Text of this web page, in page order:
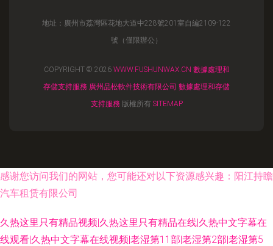
地址：廣州市荔灣區花地大道中228號201室自編2109-122
號（僅限辦公）
COPYRIGHT © 2026 WWW.FUSHUNWAX.CN 數據處理和
存儲支持服務 廣州品松軟件技術有限公司 數據處理和存儲
支持服務 版權所有 SITEMAP
感谢您访问我们的网站，您可能还对以下资源感兴趣：阳江持瞻
汽车租赁有限公司
久热这里只有精品视频|久热这里只有精品在线|久热中文字幕在
线观看|久热中文字幕在线视频|老湿第11部|老湿第2部|老湿第5